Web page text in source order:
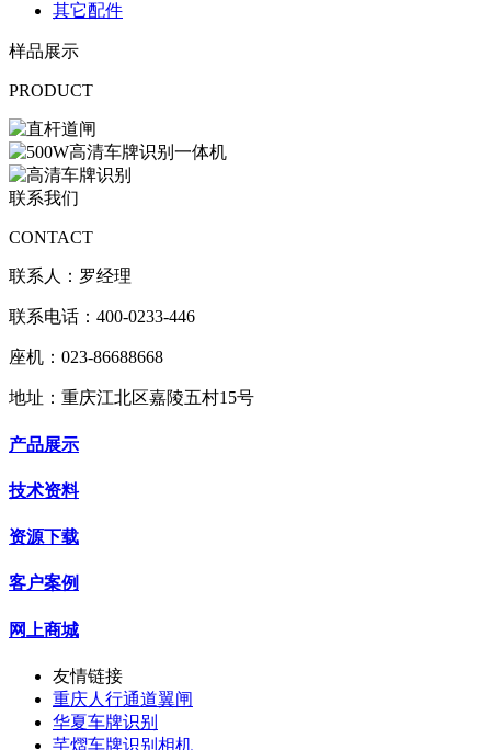
其它配件
样品展示
PRODUCT
联系我们
CONTACT
联系人：罗经理
联系电话：400-0233-446
座机：023-86688668
地址：重庆江北区嘉陵五村15号
产品展示
技术资料
资源下载
客户案例
网上商城
友情链接
重庆人行通道翼闸
华夏车牌识别
芊熠车牌识别相机